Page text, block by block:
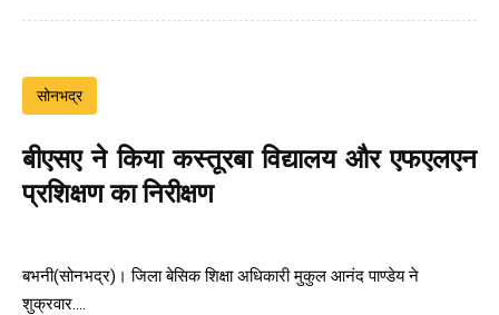
सोनभद्र
बीएसए ने किया कस्तूरबा विद्यालय और एफएलएन
प्रशिक्षण का निरीक्षण
बभनी(सोनभद्र)। जिला बेसिक शिक्षा अधिकारी मुकुल आनंद पाण्डेय ने
शुक्रवार....